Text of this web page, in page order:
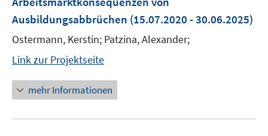
Ausbildungsabbrüchen (15.07.2020 - 30.06.2025)
Ostermann, Kerstin; Patzina, Alexander;
Link zur Projektseite
mehr Informationen